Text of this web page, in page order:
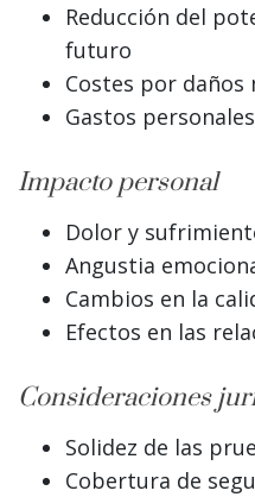
Reducción del
futuro
Costes por daños
Gastos personales
Impacto personal
Dolor y
Angustia
Cambios en la
Efectos en las
Consideraciones
Solidez de las
Cobertura de